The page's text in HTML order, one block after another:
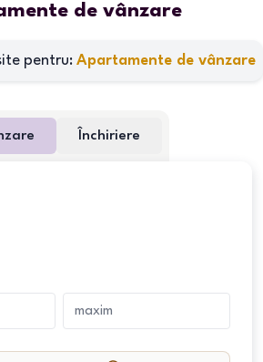
de vânzare
pentru: Apartamente de vânzare
Închiriere